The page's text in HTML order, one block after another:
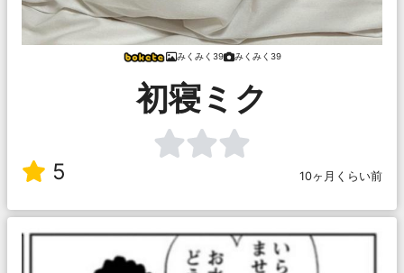
みくみく39 みくみく39
初寝ミク
5 10ヶ月くらい前